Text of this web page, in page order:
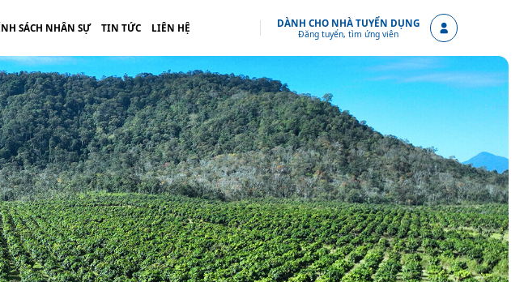
SÁCH NHÂN SỰ TIN TỨC LIÊN HỆ DÀNH CHO NHÀ TUYỂN DỤNG
Đăng tuyển, tìm ứng viên